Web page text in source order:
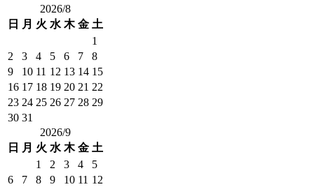
2026/8
日 月 火 水 木 金 土
1
2
3 4 5 6 7
8
9
10 11 12 13 14 15
16 17 18 19 20 21 22
23 24 25 26 27 28 29
30 31
2026/9
日 月 火 水 木 金 土
1
2 3 4
5
6
7 8 9 10 11 12